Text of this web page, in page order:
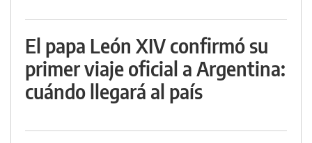
El papa León XIV confirmó su
primer viaje oficial a Argentina:
cuándo llegará al país